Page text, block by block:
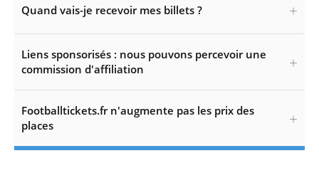
Quand vais-je recevoir mes billets ?
Liens sponsorisés : nous pouvons percevoir une
commission d'affiliation
Footballtickets.fr n'augmente pas les prix des
places